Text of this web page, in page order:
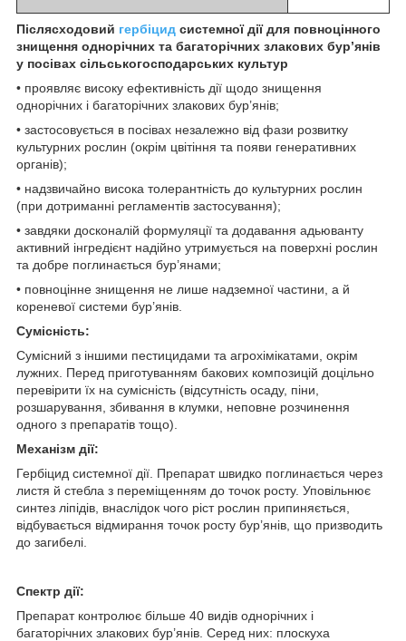
Післясходовий гербіцид системної дії для повноцінного
знищення однорічних та багаторічних злакових бур’янів
у посівах сільськогосподарських культур
• проявляє високу ефективність дії щодо знищення
однорічних і багаторічних злакових бур’янів;
• застосовується в посівах незалежно від фази розвитку
культурних рослин (окрім цвітіння та появи генеративних
органів);
• надзвичайно висока толерантність до культурних рослин
(при дотриманні регламентів застосування);
• завдяки досконалій формуляції та додавання адьюванту
активний інгредієнт надійно утримується на поверхні рослин
та добре поглинається бур’янами;
• повноцінне знищення не лише надземної частини, а й
кореневої системи бур’янів.
Сумісність:
Сумісний з іншими пестицидами та агрохімікатами, окрім
лужних. Перед приготуванням бакових композицій доцільно
перевірити їх на сумісність (відсутність осаду, піни,
розшарування, збивання в клумки, неповне розчинення
одного з препаратів тощо).
Механiзм дії:
Гербіцид системної дії. Препарат швидко поглинається через
листя й стебла з переміщенням до точок росту. Уповільнює
синтез ліпідів, внаслідок чого ріст рослин припиняється,
відбувається відмирання точок росту бур’янів, що призводить
до загибелі.
Спектр дії:
Препарат контролює більше 40 видів однорічних і
багаторічних злакових бур’янів. Серед них: плоскуха